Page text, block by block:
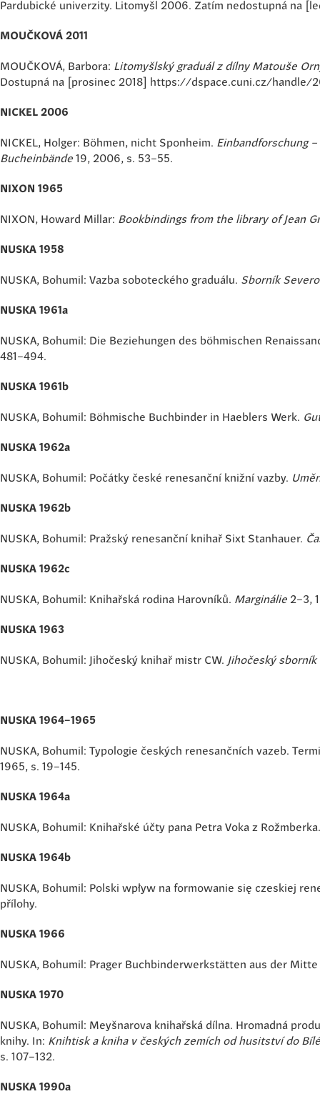
Pardubické univerzity. Litomyšl 2006. Zatím nedostupná na
MOUČKOVÁ 2011
MOUČKOVÁ, Barbora: Litomyšlský graduál z dílny Matouše
Dostupná na [prosinec 2018] https://dspace.cuni.cz/handle/
NICKEL 2006
NICKEL, Holger: Böhmen, nicht Sponheim.
Einbandforschung
Bucheinbände 19, 2006, s. 53–55.
NIXON 1965
NIXON, Howard Millar: Bookbindings from the library of Jean
NUSKA 1958
NUSKA, Bohumil: Vazba soboteckého graduálu. Sborník
NUSKA 1961a
NUSKA, Bohumil: Die Beziehungen des böhmischen
481–494.
NUSKA 1961b
NUSKA, Bohumil: Böhmische Buchbinder in Haeblers Werk.
NUSKA 1962a
NUSKA, Bohumil: Počátky české renesanční knižní vazby.
NUSKA 1962b
NUSKA, Bohumil: Pražský renesanční knihař Sixt Stanhauer.
NUSKA 1962c
NUSKA, Bohumil: Knihařská rodina Harovníků. Marginálie 2–3,
NUSKA 1963
NUSKA, Bohumil: Jihočeský knihař mistr CW. Jihočeský
NUSKA 1964–1965
NUSKA, Bohumil: Typologie českých renesančních vazeb.
1965, s. 19–145.
NUSKA 1964a
NUSKA, Bohumil: Knihařské účty pana Petra Voka z
NUSKA 1964b
NUSKA, Bohumil: Polski wpływ na formowanie się czeskiej
přílohy.
NUSKA 1966
NUSKA, Bohumil: Prager Buchbinderwerkstätten aus der
NUSKA 1970
NUSKA, Bohumil: Meyšnarova knihařská dílna. Hromadná
knihy. In: Knihtisk a kniha v českých zemích od husitství do
s. 107–132.
NUSKA 1990a